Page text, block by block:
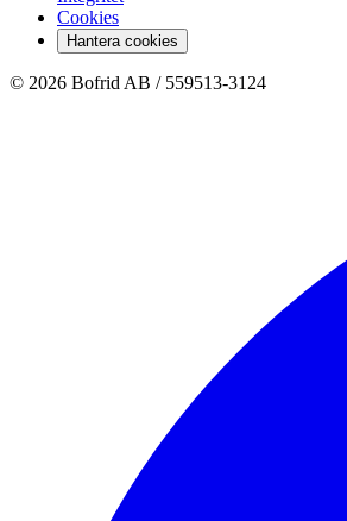
Cookies
Hantera cookies
© 2026 Bofrid AB / 559513-3124